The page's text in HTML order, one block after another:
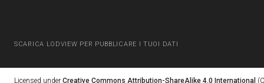
SCARICA LODVIEW PER PUBBLICARE I TUOI DATI
Licensed under Creative Commons Attribution-ShareAlike 4.0 International